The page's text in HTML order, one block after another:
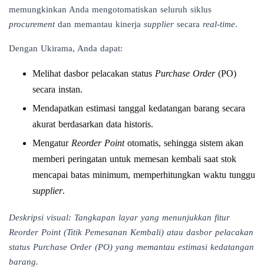
memungkinkan Anda mengotomatiskan seluruh siklus
procurementdan memantau kinerja supplier secara real-time.
Dengan Ukirama, Anda dapat:
Melihat dasbor pelacakan status Purchase Order(PO)
secara instan.
Mendapatkan estimasi tanggal kedatangan barang secara
akurat berdasarkan data historis.
Mengatur Reorder Pointotomatis, sehingga sistem akan
memberi peringatan untuk memesan kembali saat stok
mencapai batas minimum, memperhitungkan waktu tunggu
supplier.
Deskripsi visual: Tangkapan layar yang menunjukkan fitur
Reorder Point (Titik Pemesanan Kembali) atau dasbor pelacakan
status Purchase Order (PO) yang memantau estimasi kedatangan
barang.